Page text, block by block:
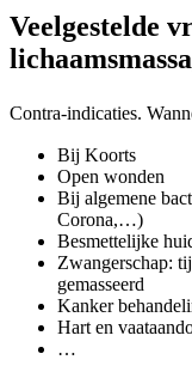
Veelgestelde
Contra-indicaties.
Bij Koorts
Open wonden
Bij algemene
Corona,…)
Besmettelijke
Zwangerschap:
gemasseerd
Kanker
Hart en
…